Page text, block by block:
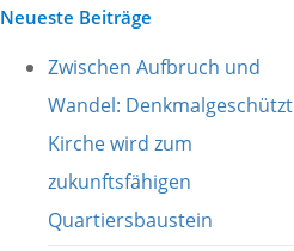
Neueste Beiträge
Zwischen Aufbruch und
Wandel:
Kirche wird zum
zukunftsfähigen
Quartiersbaustein